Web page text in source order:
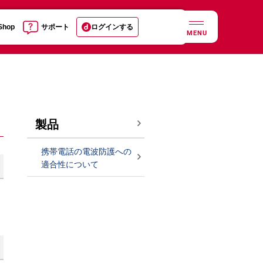
サポート ログインする
MENU
製品
携帯電話の電波防護への
適合性について